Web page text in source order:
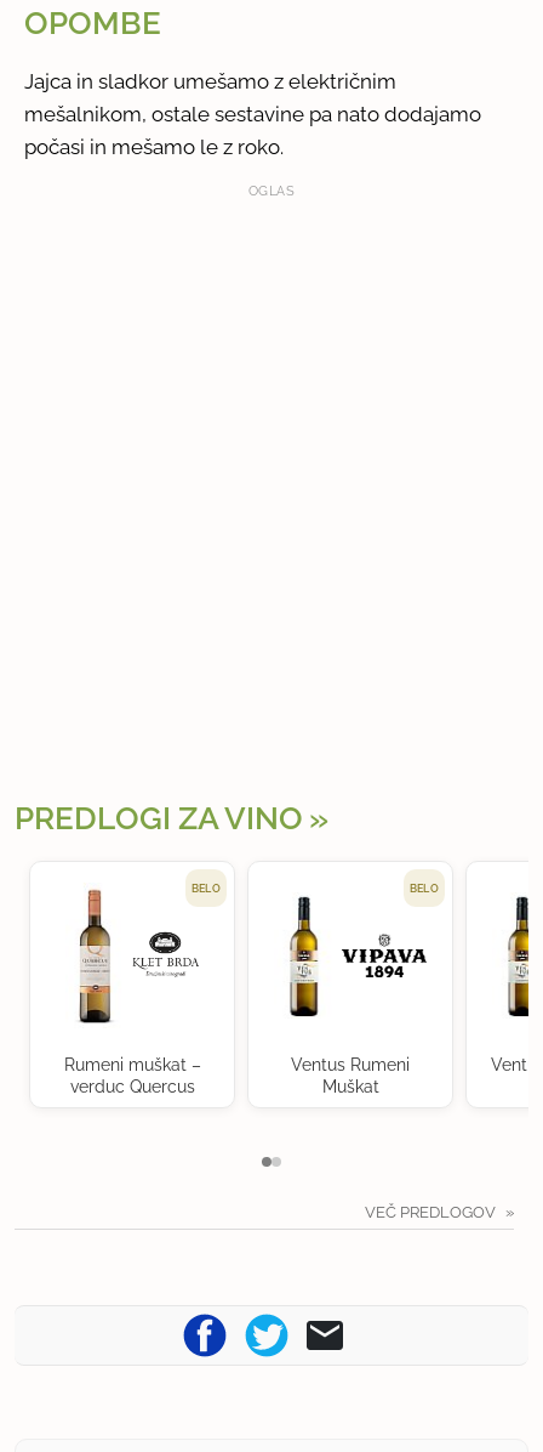
OPOMBE
Jajca in sladkor umešamo z električnim
mešalnikom, ostale sestavine pa nato dodajamo
počasi in mešamo le z roko.
OGLAS
PREDLOGI ZA VINO
BELO
Rumeni muškat –
verduc Quercus
BELO
Ventus Rumeni
Muškat
VEČ PREDLOGOV